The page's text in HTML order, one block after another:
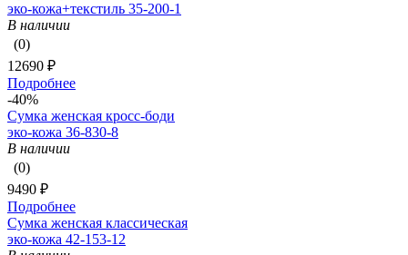
эко-кожа+текстиль 35-200-1
В наличии
(0)
12690 ₽
Подробнее
-40%
Сумка женская кросс-боди
эко-кожа 36-830-8
В наличии
(0)
9490 ₽
Подробнее
Сумка женская классическая
эко-кожа 42-153-12